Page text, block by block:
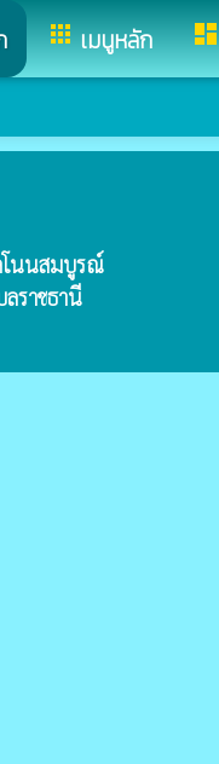
appsเมนูหลัก dashboard
โนนสมบูรณ์
ราชธานี